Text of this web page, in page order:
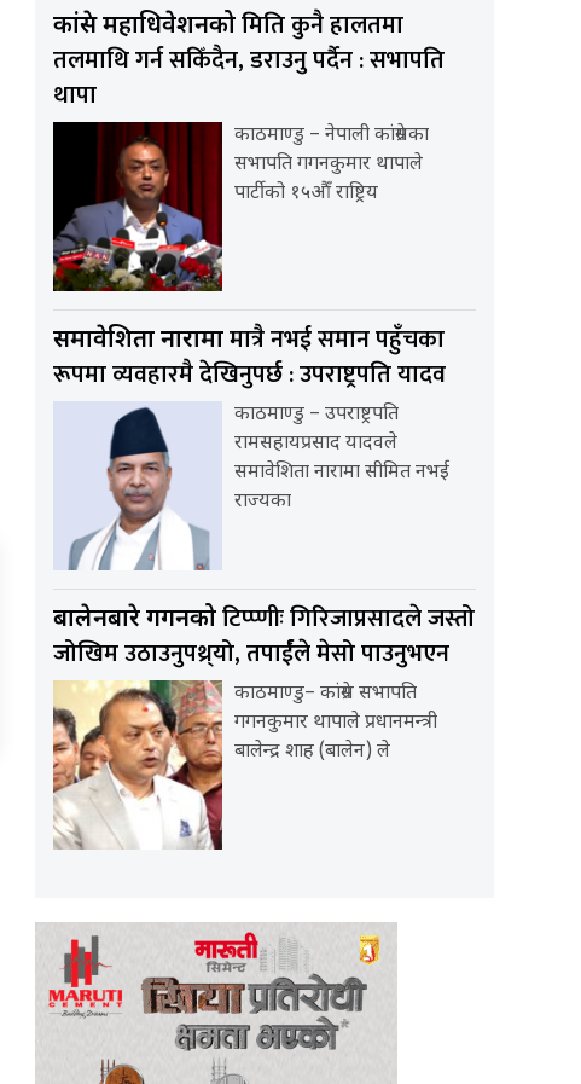
कांग्रेस महाधिवेशनकोमिति कुनै हालतमा
तलमाथि गर्न सकिँदैन, डराउनु पर्दैन : सभापति
थापा
काठमाण्डु – नेपाली कांग्रेसका
सभापति गगनकुमार थापाले
पार्टीको १५औँ राष्ट्रिय
समावेशिता नारामामात्रै नभई समान पहुँचका
रूपमा व्यवहारमै देखिनुपर्छ : उपराष्ट्रपति यादव
काठमाण्डु – उपराष्ट्रपति
रामसहायप्रसाद यादवले
समावेशिता नारामा सीमित नभई
राज्यका
बालेनबारे गगनकोटिप्प्णीः गिरिजाप्रसादले जस्तो
जोखिम उठाउनुपथ्र्यो, तपार्ईंले मेसो पाउनुभएन
काठमाण्डु– कांग्रेस सभापति
गगनकुमार थापाले प्रधानमन्त्री
बालेन्द्र शाह (बालेन) ले